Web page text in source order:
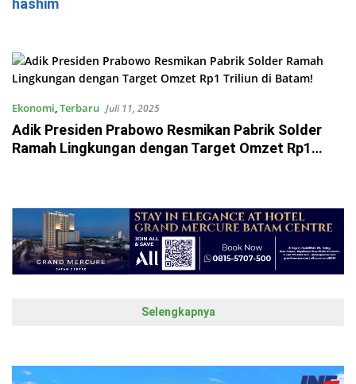
hashim
Ekonomi,Terbaru Juli 11, 2025
Adik Presiden Prabowo Resmikan Pabrik Solder
Ramah Lingkungan dengan Target Omzet Rp1
Selengkapnya